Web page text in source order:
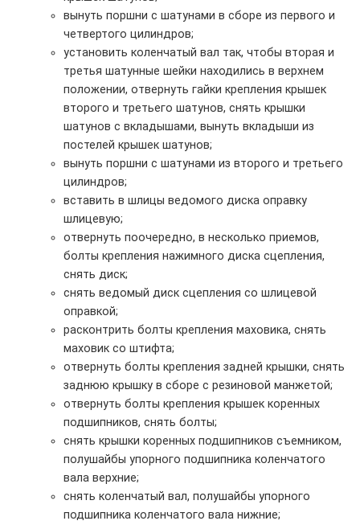
вынуть поршни с шатунами в сборе из первого и
четвертого цилиндров;
установить коленчатый вал так, чтобы вторая и
третья шатунные шейки находились в верхнем
положении, отвернуть гайки крепления крышек
второго и третьего шатунов, снять крышки
шатунов с вкладышами, вынуть вкладыши из
постелей крышек шатунов;
вынуть поршни с шатунами из второго и третьего
цилиндров;
вставить в шлицы ведомого диска оправку
шлицевую;
отвернуть поочередно, в несколько приемов,
болты крепления нажимного диска сцепления,
снять диск;
снять ведомый диск сцепления со шлицевой
оправкой;
расконтрить болты крепления маховика, снять
маховик со штифта;
отвернуть болты крепления задней крышки, снять
заднюю крышку в сборе с резиновой манжетой;
отвернуть болты крепления крышек коренных
подшипников, снять болты;
снять крышки коренных подшипников съемником,
полушайбы упорного подшипника коленчатого
вала верхние;
снять коленчатый вал, полушайбы упорного
подшипника коленчатого вала нижние;